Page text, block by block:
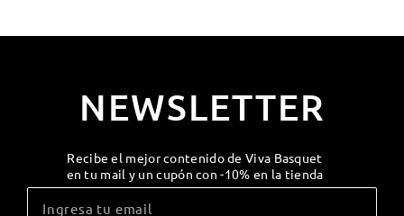
NEWSLETTER
Recibe el mejor contenido de Viva Basquet
en tu mail y un cupón con -10% en la tienda